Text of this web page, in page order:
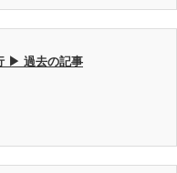
▶ 過去の記事